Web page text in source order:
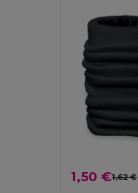
1,50 €1,62 €